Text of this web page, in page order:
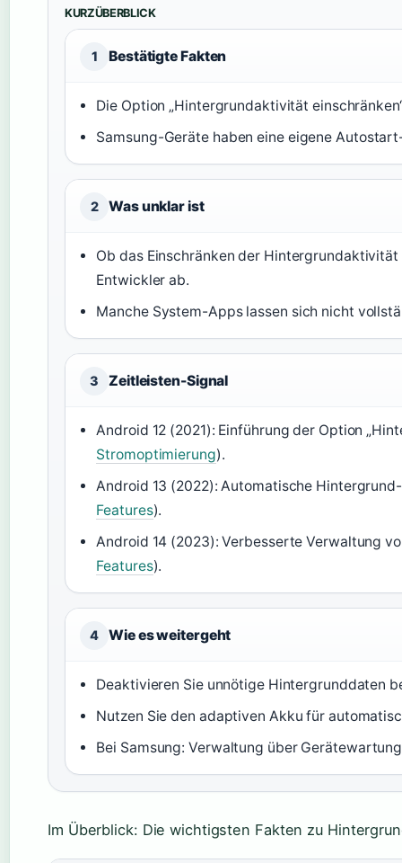
KURZÜBERBLICK
1 Bestätigte Fakten
Die Option „Hintergrundaktivität
Samsung-Geräte haben eine eigene
2 Was unklar ist
Ob das Einschränken der
Entwickler ab.
Manche System-Apps lassen sich nicht
3 Zeitleisten-Signal
Android 12 (2021): Einführung der Option
Stromoptimierung).
Android 13 (2022): Automatische
Features).
Android 14 (2023): Verbesserte Verwaltung
Features).
4 Wie es weitergeht
Deaktivieren Sie unnötige Hintergrunddaten
Nutzen Sie den adaptiven Akku für
Bei Samsung: Verwaltung über
Im Überblick: Die wichtigsten Fakten zu